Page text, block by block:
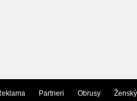
Partneri Obrusy